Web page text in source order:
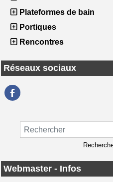
Plateformes de bain
Portiques
Rencontres
Réseaux sociaux
Webmaster - Infos